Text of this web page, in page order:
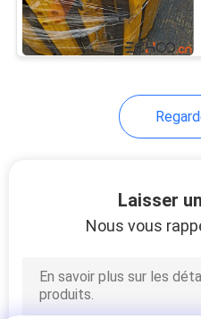
de voie
Laisser
Nous vous